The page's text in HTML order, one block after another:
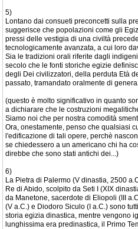
5)
Lontano dai consueti preconcetti sulla
suggerisce che popolazioni come gli
pressi delle vestigia di una civiltà
tecnologicamente avanzata, a cui loro
Sia le tradizioni orali riferite dagli
secolo che le fonti storiche egizie
degli Dei civilizzatori, della perduta Età
passato, tramandato oralmente di
(questo è molto significativo in quanto
a dichiarare che le costruzioni
Siamo noi che per nostra comodità
Ora, onestamente, penso che qualsiasi
l'edificazione di tali opere, perchè
se chiedessero a un americano chi ha
direbbe che sono stati antichi dei...)
6)
La Pietra di Palermo (V dinastia, 2500
Re di Abido, scolpito da Seti I (XIX
da Manetone, sacerdote di Eliopoli (III
(V a.C.) e Diodoro Siculo (I a.C.) sono
storia egizia dinastica, mentre vengono
lunghissima era predinastica, il Primo